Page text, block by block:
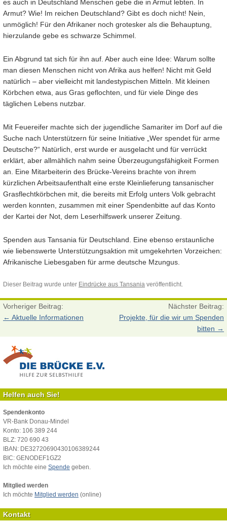
es auch in Deutschland Menschen gebe die in Armut lebten. In
Armut? Wie! Im reichen Deutschland? Gibt es doch nicht! Nein,
unmöglich! Für den Afrikaner noch grotesker als die Behauptung,
hierzulande gebe es schwarze Schimmel.
Ein Abgrund tat sich für ihn auf. Aber auch eine Idee: Warum sollte
man diesen Menschen nicht von Afrika aus helfen! Nicht mit Geld
natürlich – aber vielleicht mit landestypischen Mitteln. Mit kleinen
Körbchen etwa, aus Gras geflochten, und für viele Dinge des
täglichen Lebens nutzbar.
Mit Feuereifer machte sich der jugendliche Samariter im Dorf auf die
Suche nach Unterstützern für seine Initiative „Wer spendet für arme
Deutsche?“ Natürlich, erst wurde er ausgelacht und für verrückt
erklärt, aber allmählich nahm seine Überzeugungsfähigkeit Formen
an. Eine Mitarbeiterin des Brücke-Vereins brachte von ihrem
kürzlichen Arbeitsaufenthalt eine erste Kleinlieferung tansanischer
Grasflechtkörbchen mit, die bereits mit Erfolg unters Volk gebracht
werden konnten, zusammen mit einer Spendenbitte auf das Konto
der Kartei der Not, dem Leserhilfswerk unserer Zeitung.
Spenden aus Tansania für Deutschland. Eine ebenso erstaunliche
wie liebenswerte Unterstützungsaktion mit umgekehrten Vorzeichen:
Afrikanische Liebesgaben für arme deutsche Mzungus.
Dieser Beitrag wurde unter Eindrücke aus Tansania veröffentlicht.
Vorheriger Beitrag:
← Aktuelle Informationen
Nächster Beitrag:
Projekte, für die wir um Spenden
bitten →
Helfen auch Sie!
Spendenkonto
VR-Bank Donau-Mindel
Konto: 106 389 244
BLZ: 720 690 43
IBAN: DE32720690430106389244
BIC: GENODEF1GZ2
Ich möchte eine Spende geben.
Mitglied werden
Ich möchte Mitglied werden (online)
Kontakt